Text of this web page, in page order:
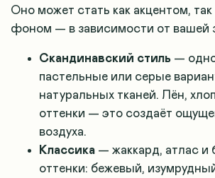
Оно может стать как акцентом,
фоном — в зависимости от вашей
Скандинавский стиль —
пастельные или серые
натуральных тканей. Лён,
оттенки — это создаёт
воздуха.
Классика — жаккард, атлас и
оттенки: бежевый,